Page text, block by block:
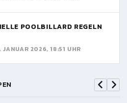
POOLBILLARD REGELN
JANUAR 2026, 18:51 UHR